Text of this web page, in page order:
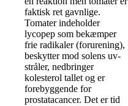
faktisk ret gavnlige.
Tomater indeholder
lycopep som bekæmper
frie radikaler (forurening),
beskytter mod solens uv-
stråler, nedbringer
kolesterol tallet og er
forebyggende for
prostatacancer. Det er tid